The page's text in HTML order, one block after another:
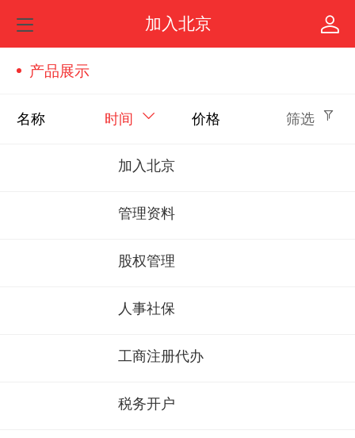
加入北京
产品展示
名称 时间 价格 筛选
加入北京
管理资料
股权管理
人事社保
工商注册代办
税务开户